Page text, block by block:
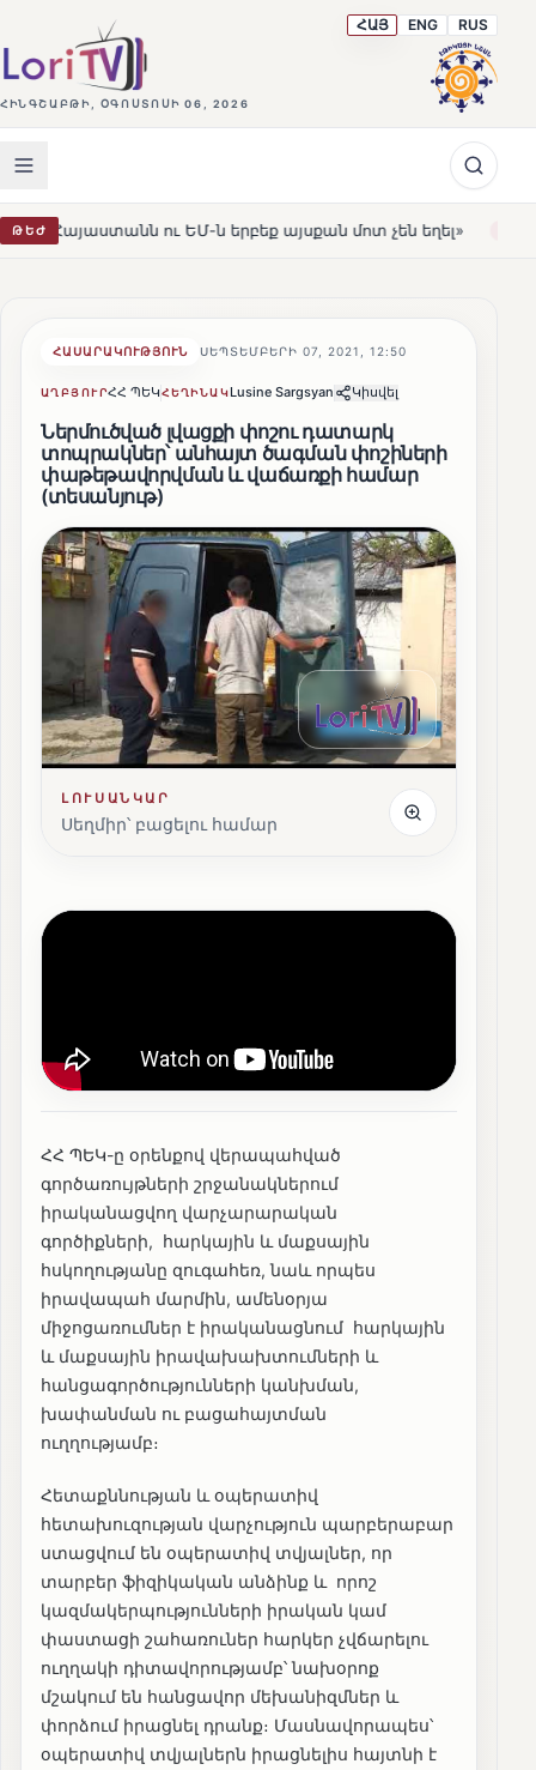
ՀԻՆԳՇԱԲԹԻ, ՕԳՈՍՏՈՍԻ 06, 2026
ՀԱՅ ENG RUS
ԹԵԺ
ԵՄ-ն երբեք այսքան մոտ չեն եղել» HOT Լեռնահովիտի
ՀԱՍԱՐԱԿՈՒԹՅՈՒՆ ՍԵՊՏԵՄԲԵՐԻ 07, 2021, 12:50
ԱՂԲՅՈՒՐՀՀ ՊԵԿՀԵՂԻՆԱԿLusine Sargsyan Կիսվել
Ներմուծված լվացքի փոշու դատարկ
տոպրակներ՝ անհայտ ծագման փոշիների
փաթեթավորվման և վաճառքի համար
(տեսանյութ)
ԼՈՒՍԱՆԿԱՐ
Սեղմիր՝ բացելու համար
ՀՀ ՊԵԿ-ը օրենքով վերապահված
գործառույթների շրջանակներում
իրականացվող վարչարարական
գործիքների, հարկային և մաքսային
հսկողությանը զուգահեռ, նաև որպես
իրավապահ մարմին, ամենօրյա
միջոցառումներ է իրականացնում հարկային
և մաքսային իրավախախտումների և
հանցագործությունների կանխման,
խափանման ու բացահայտման
ուղղությամբ։
Հետաքննության և օպերատիվ
հետախուզության վարչություն պարբերաբար
ստացվում են օպերատիվ տվյալներ, որ
տարբեր ֆիզիկական անձինք և որոշ
կազմակերպությունների իրական կամ
փաստացի շահառուներ հարկեր չվճարելու
ուղղակի դիտավորությամբ՝ նախօրոք
մշակում են հանցավոր մեխանիզմներ և
փորձում իրացնել դրանք։ Մասնավորապես՝
օպերատիվ տվյալներն իրացնելիս հայտնի է